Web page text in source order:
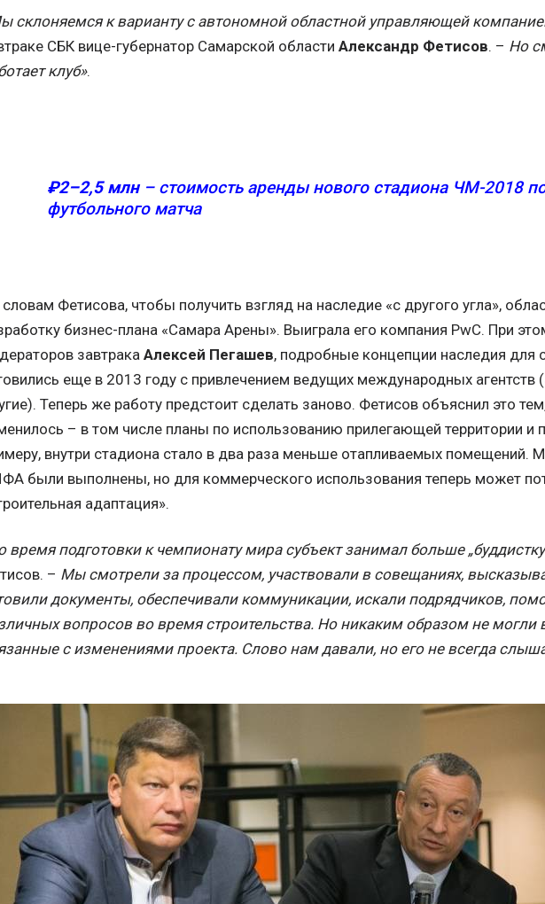
склоняемся к варианту с автономной областной управляющей
СБК вице-губернатор Самарской области Александр Фетисов. – Но
клуб».
₽2–2,5 млн– стоимость аренды нового стадиона ЧМ-2018
футбольного матча
Фетисова, чтобы получить взгляд на наследие «с другого угла»,
бизнес-плана «Самара Арены». Выиграла его компания PwC. При
завтрака Алексей Пегашев, подробные концепции наследия
еще в 2013 году с привлечением ведущих международных агентств
Теперь же работу предстоит сделать заново. Фетисов объяснил это
– в том числе планы по использованию прилегающей территории и
внутри стадиона стало в два раза меньше отапливаемых помещений.
были выполнены, но для коммерческого использования теперь может
адаптация».
время подготовки к чемпионату мира субъект занимал больше
– Мы смотрели за процессом, участвовали в совещаниях,
документы, обеспечивали коммуникации, искали подрядчиков,
вопросов во время строительства. Но никаким образом не могли
с изменениями проекта. Слово нам давали, но его не всегда